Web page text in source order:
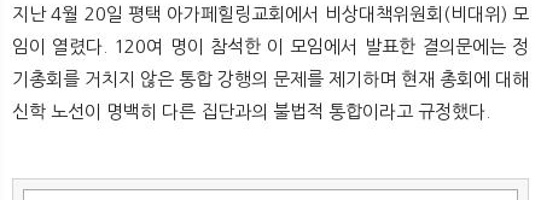
지난 4월 20일 평택 아가페힐링교회에서 비상대책위원회(비대위) 모
임이 열렸다. 120여 명이 참석한 이 모임에서 발표한 결의문에는 정
기총회를 거치지 않은 통합 강행의 문제를 제기하며 현재 총회에 대해
신학 노선이 명백히 다른 집단과의 불법적 통합이라고 규정했다.